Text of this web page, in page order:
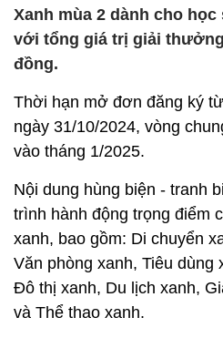
Xanh mùa 2 dành cho
với tổng giá trị giải
đồng.
Thời hạn mở đơn đăng ký
ngày 31/10/2024, vòng
vào tháng 1/2025.
Nội dung hùng biện - tranh
trình hành động trọng điểm
xanh, bao gồm: Di chuyển
Văn phòng xanh, Tiêu dùng
Đô thị xanh, Du lịch xanh,
và Thể thao xanh.